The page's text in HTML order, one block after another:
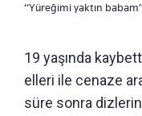
“Yüreğimi yaktın
19 yaşında
elleri ile cenaze
süre sonra